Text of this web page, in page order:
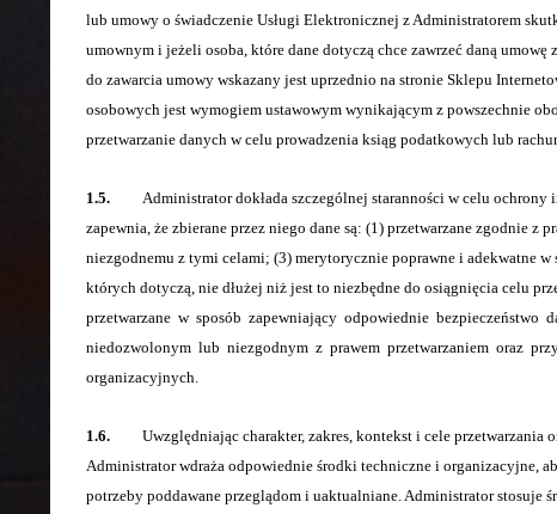
lub umowy o świadczenie Usługi Elektronicznej z Administratorem
umownym i jeżeli osoba, które dane dotyczą chce zawrzeć daną
do zawarcia umowy wskazany jest uprzednio na stronie Sklepu
osobowych jest wymogiem ustawowym wynikającym z powszechnie
przetwarzanie danych w celu prowadzenia ksiąg podatkowych lub
1.5.
Administrator dokłada szczególnej staranności w celu ochrony
zapewnia, że zbierane przez niego dane są: (1) przetwarzane zgodnie
niezgodnemu z tymi celami; (3) merytorycznie poprawne i adekwatne
których dotyczą, nie dłużej niż jest to niezbędne do osiągnięcia celu
przetwarzane w sposób zapewniający odpowiednie bezpieczeństwo
niedozwolonym lub niezgodnym z prawem przetwarzaniem oraz
organizacyjnych.
1.6. Uwzględniając charakter, zakres, kontekst i cele przetwarzania
Administrator wdraża odpowiednie środki techniczne i organizacyjne,
potrzeby poddawane przeglądom i uaktualniane. Administrator